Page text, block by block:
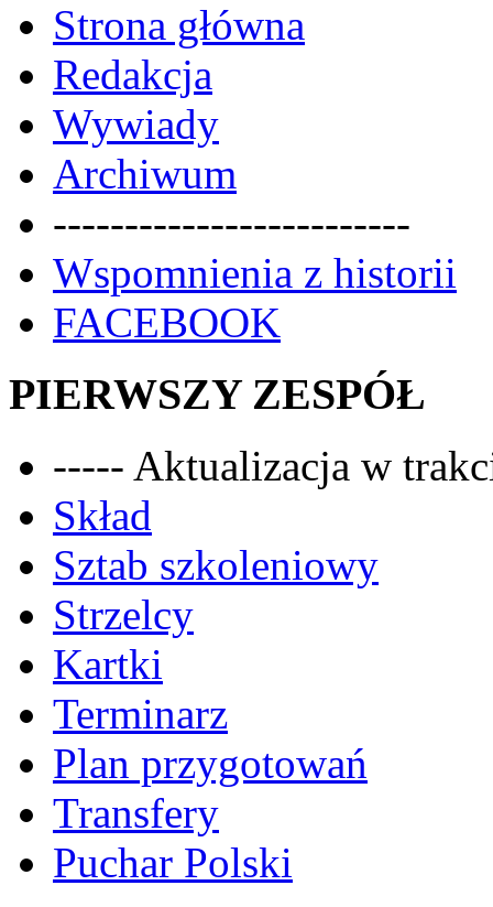
Strona główna
Redakcja
Wywiady
Archiwum
-------------------------
Wspomnienia z historii
FACEBOOK
PIERWSZY ZESPÓŁ
----- Aktualizacja w
Skład
Sztab szkoleniowy
Strzelcy
Kartki
Terminarz
Plan przygotowań
Transfery
Puchar Polski